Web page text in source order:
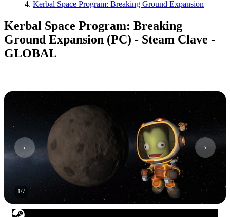
Kerbal Space Program: Breaking Ground Expansion
Kerbal Space Program: Breaking
Ground Expansion (PC) - Steam Clave -
GLOBAL
1/7